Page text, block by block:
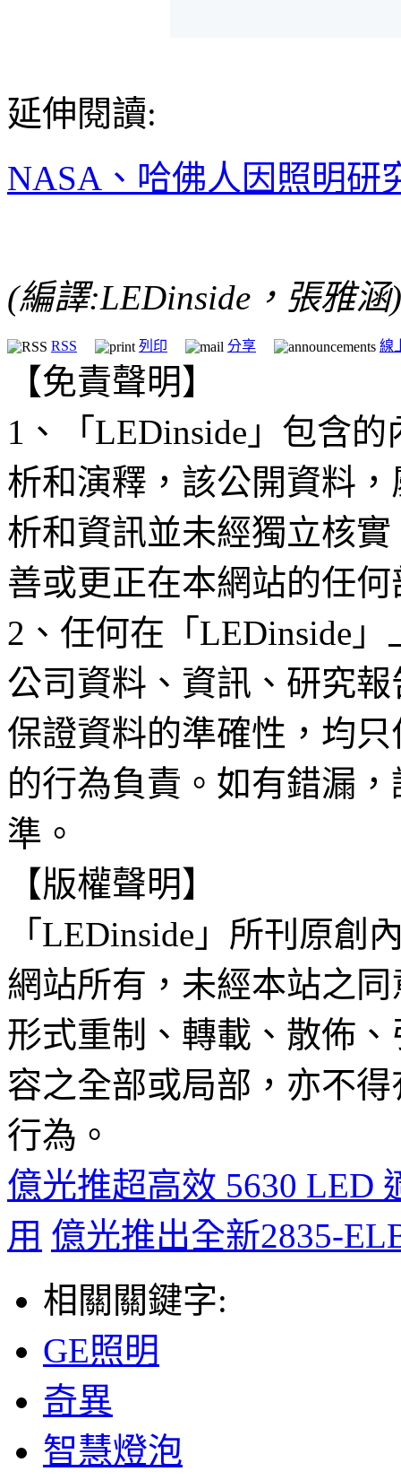
延伸閱讀:
NASA、哈佛人因照明研
(編譯:LEDinside，張雅涵)
RSS 列印 分享 線
【免責聲明】
1、「LEDinside」包含
析和演釋，該公開資料
析和資訊並未經獨立核
善或更正在本網站的任
2、任何在「LEDinside
公司資料、資訊、研究
保證資料的準確性，均
的行為負責。如有錯漏
準。
【版權聲明】
「LEDinside」所刊原創
網站所有，未經本站之
形式重制、轉載、散佈
容之全部或局部，亦不
行為。
億光推超高效 5630 LED
用 億光推出全新2835-
相關關鍵字:
GE照明
奇異
智慧燈泡